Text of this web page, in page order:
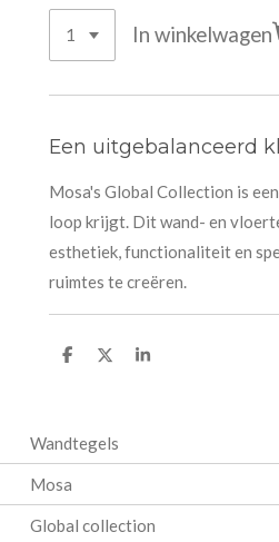
In winkelwagen
Een uitgebalanceerd
Mosa's Global Collection is
loop krijgt. Dit wand- en
esthetiek, functionaliteit en
ruimtes te creëren.
D
D
S
Wandtegels
Mosa
Global collection